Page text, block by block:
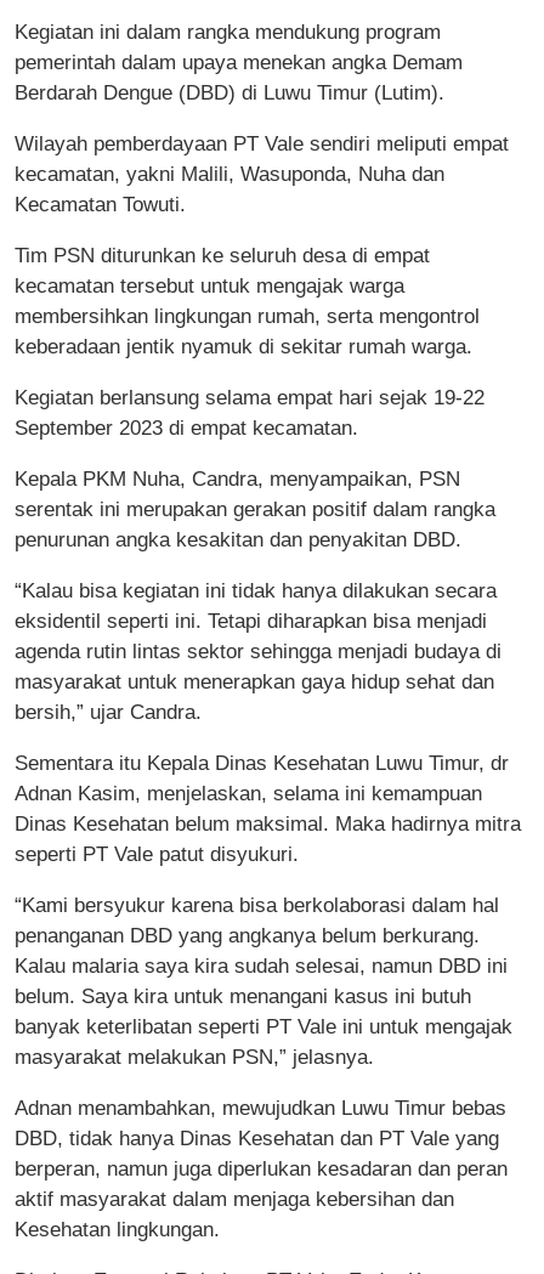
Kegiatan ini dalam rangka mendukung program
pemerintah dalam upaya menekan angka Demam
Berdarah Dengue (DBD) di Luwu Timur (Lutim).
Wilayah pemberdayaan PT Vale sendiri meliputi empat
kecamatan, yakni Malili, Wasuponda, Nuha dan
Kecamatan Towuti.
Tim PSN diturunkan ke seluruh desa di empat
kecamatan tersebut untuk mengajak warga
membersihkan lingkungan rumah, serta mengontrol
keberadaan jentik nyamuk di sekitar rumah warga.
Kegiatan berlansung selama empat hari sejak 19-22
September 2023 di empat kecamatan.
Kepala PKM Nuha, Candra, menyampaikan, PSN
serentak ini merupakan gerakan positif dalam rangka
penurunan angka kesakitan dan penyakitan DBD.
“Kalau bisa kegiatan ini tidak hanya dilakukan secara
eksidentil seperti ini. Tetapi diharapkan bisa menjadi
agenda rutin lintas sektor sehingga menjadi budaya di
masyarakat untuk menerapkan gaya hidup sehat dan
bersih,” ujar Candra.
Sementara itu Kepala Dinas Kesehatan Luwu Timur, dr
Adnan Kasim, menjelaskan, selama ini kemampuan
Dinas Kesehatan belum maksimal. Maka hadirnya mitra
seperti PT Vale patut disyukuri.
“Kami bersyukur karena bisa berkolaborasi dalam hal
penanganan DBD yang angkanya belum berkurang.
Kalau malaria saya kira sudah selesai, namun DBD ini
belum. Saya kira untuk menangani kasus ini butuh
banyak keterlibatan seperti PT Vale ini untuk mengajak
masyarakat melakukan PSN,” jelasnya.
Adnan menambahkan, mewujudkan Luwu Timur bebas
DBD, tidak hanya Dinas Kesehatan dan PT Vale yang
berperan, namun juga diperlukan kesadaran dan peran
aktif masyarakat dalam menjaga kebersihan dan
Kesehatan lingkungan.